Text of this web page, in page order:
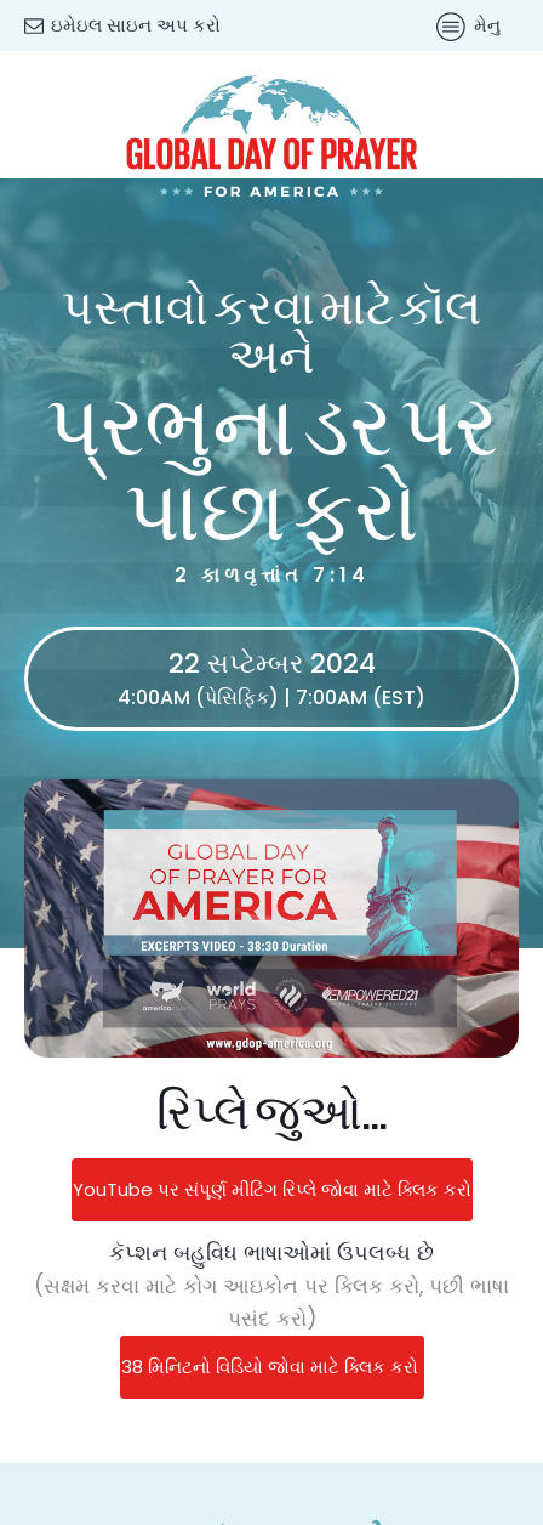
ઇમેઇલ સાઇન અપ કરો મેનુ
પસ્તાવો કરવા માટે કૉલ
અને
પ્રભુના ડર પર
પાછા ફરો
2 કાળવૃત્તાંત 7:14
22 સપ્ટેમ્બર 2024
4:00AM (પેસિફિક) | 7:00AM (EST)
રિપ્લે જુઓ...
YouTube પર સંપૂર્ણ મીટિંગ રિપ્લે જોવા માટે ક્લિક કરો
કૅપ્શન બહુવિધ ભાષાઓમાં ઉપલબ્ધ છે
(સક્ષમ કરવા માટે કોગ આઇકોન પર ક્લિક કરો, પછી ભાષા
પસંદ કરો)
38 મિનિટનો વિડિયો જોવા માટે ક્લિક કરો